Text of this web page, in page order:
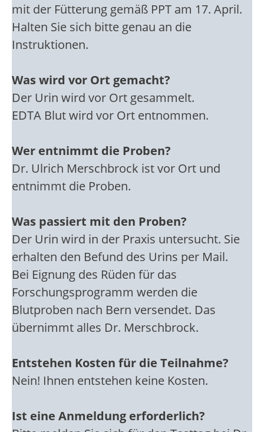
mit der Fütterung gemäß PPT am 17. April.
Halten Sie sich bitte genau an die
Instruktionen.
Was wird vor Ort gemacht?
Der Urin wird vor Ort gesammelt.
EDTA Blut wird vor Ort entnommen.
Wer entnimmt die Proben?
Dr. Ulrich Merschbrock ist vor Ort und
entnimmt die Proben.
Was passiert mit den Proben?
Der Urin wird in der Praxis untersucht. Sie
erhalten den Befund des Urins per Mail.
Bei Eignung des Rüden für das
Forschungsprogramm werden die
Blutproben nach Bern versendet. Das
übernimmt alles Dr. Merschbrock.
Entstehen Kosten für die Teilnahme?
Nein! Ihnen entstehen keine Kosten.
Ist eine Anmeldung erforderlich?